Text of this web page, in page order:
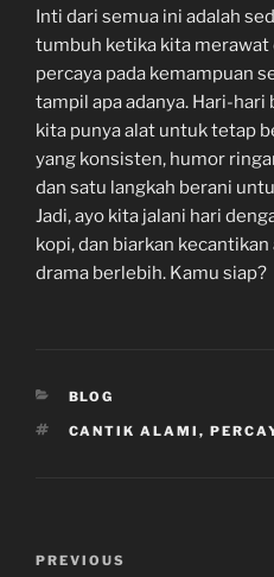
Inti dari semua ini adalah
tumbuh ketika kita merawat
percaya pada kemampuan
tampil apa adanya. Hari-
kita punya alat untuk tetap
yang konsisten, humor
dan satu langkah berani
Jadi, ayo kita jalani hari
kopi, dan biarkan
drama berlebih. Kamu siap?
CATEGORIES
BLOG
TAGS
CANTIK ALAMI,
Previous
PREVIOUS